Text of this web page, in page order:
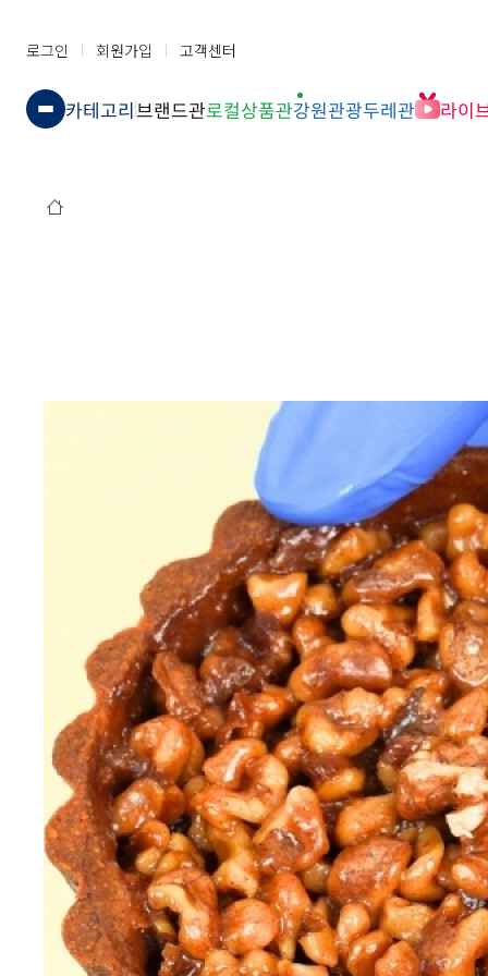
로그인 회원가입 고객센터
카테고리브랜드관로컬상품관강원관광두레관 라이